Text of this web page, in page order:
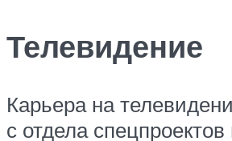
Телевидение
Карьера на
с отдела